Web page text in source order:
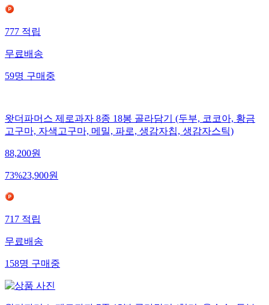
777적립
무료배송
59명구매중
왓더파머스 제로과자 8종 18봉 골라담기 (두부, 코코아, 황금
고구마, 자색고구마, 메밀, 파로, 생감자칩, 생감자스틱)
88,200원
73%23,900원
717적립
무료배송
158명구매중